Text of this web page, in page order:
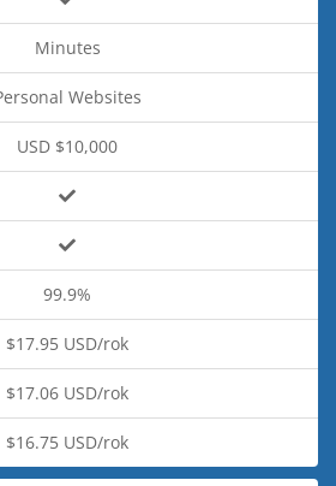
Minutes
Websites
USD $10,000
99.9%
$17.95 USD/rok
$17.06 USD/rok
$16.75 USD/rok